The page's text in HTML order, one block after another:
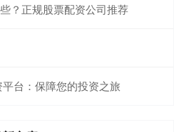
？正规股票配资公司推荐
台：保障您的投资之旅